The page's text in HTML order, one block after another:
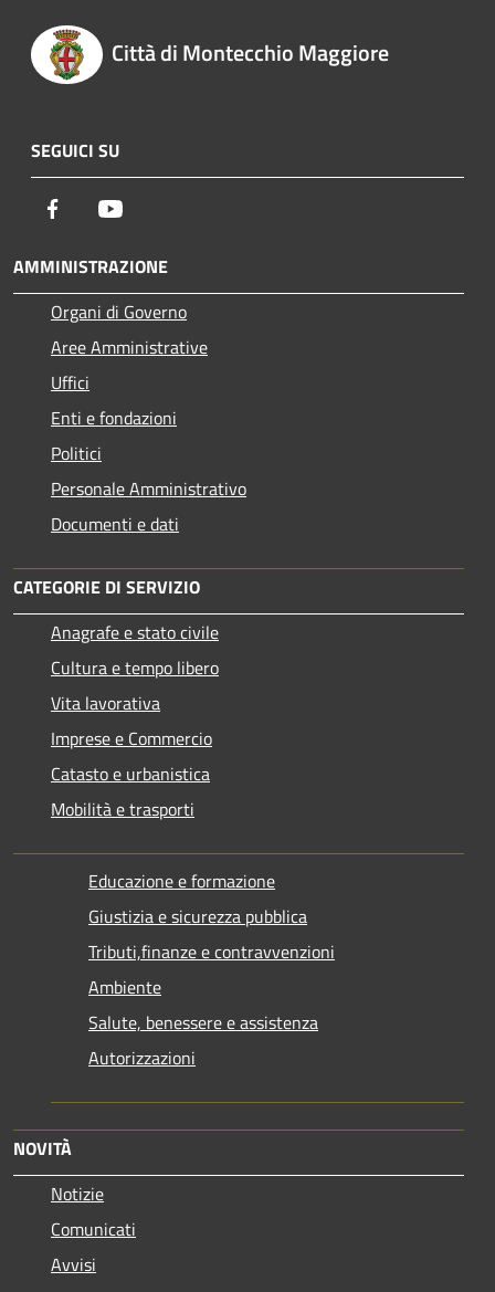
Città di Montecchio Maggiore
SEGUICI SU
Facebook
AMMINISTRAZIONE
Organi di Governo
Aree Amministrative
Uffici
Enti e fondazioni
Politici
Personale Amministrativo
Documenti e dati
CATEGORIE DI SERVIZIO
Anagrafe e stato civile
Cultura e tempo libero
Vita lavorativa
Imprese e Commercio
Catasto e urbanistica
Mobilità e trasporti
Educazione e formazione
Giustizia e sicurezza pubblica
Tributi,finanze e contravvenzioni
Ambiente
Salute, benessere e assistenza
Autorizzazioni
NOVITÀ
Notizie
Comunicati
Avvisi